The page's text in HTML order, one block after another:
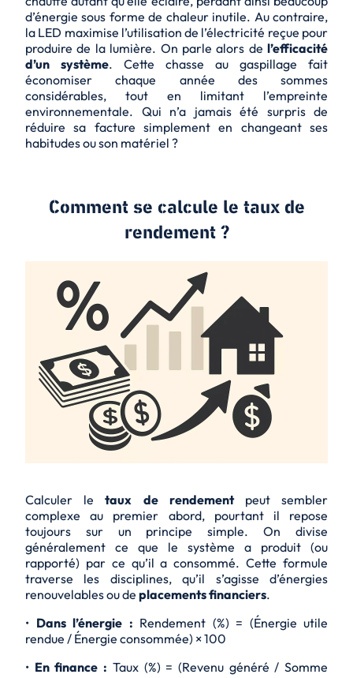
d’énergie sous forme de chaleur inutile. Au contraire,
la LED maximise l’utilisation de l’électricité reçue pour
produire de la lumière. On parle alors de l’efficacité
d’un système. Cette chasse au gaspillage fait
économiser chaque année des sommes
considérables, tout en limitant l’empreinte
environnementale. Qui n’a jamais été surpris de
réduire sa facture simplement en changeant ses
habitudes ou son matériel ?
Comment se calcule le taux de
rendement ?
Calculer letaux de rendementpeut sembler
complexe au premier abord, pourtant il repose
toujours sur un principe simple. On divise
généralement ce que le système a produit (ou
rapporté) par ce qu’il a consommé. Cette formule
traverse les disciplines, qu’il s’agisse d’énergies
renouvelables ou de placements financiers.
• Dans l’énergie : Rendement (%) = (Énergie utile
rendue / Énergie consommée) × 100
• En finance : Taux (%) = (Revenu généré / Somme